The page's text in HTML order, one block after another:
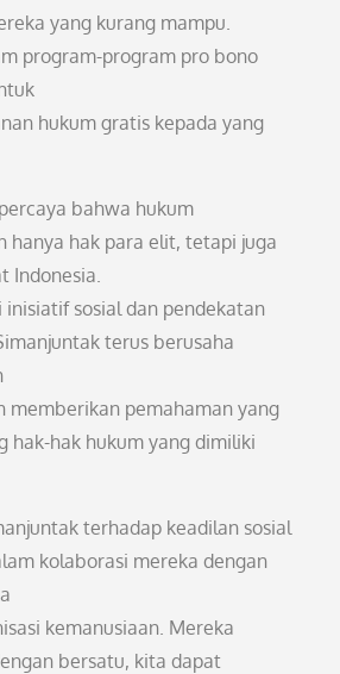
yang kurang mampu.
program-program pro bono
hukum gratis kepada yang
bahwa hukum
hanya hak para elit, tetapi juga
Indonesia.
sosial dan pendekatan
terus berusaha
memberikan pemahaman yang
hak-hak hukum yang dimiliki
terhadap keadilan sosial
kolaborasi mereka dengan
kemanusiaan. Mereka
bersatu, kita dapat